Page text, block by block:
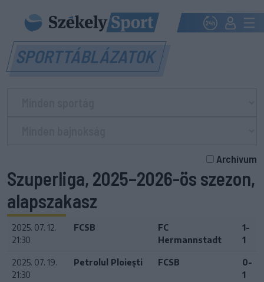
SPORTTÁBLÁZATOK
Archívum
Szuperliga, 2025–2026-ös szezon,
alapszakasz
2025. 07. 12.
21:30
FCSB
FC
Hermannstadt
1-
1
2025. 07. 19.
21:30
Petrolul Ploiești FCSB
0-
1